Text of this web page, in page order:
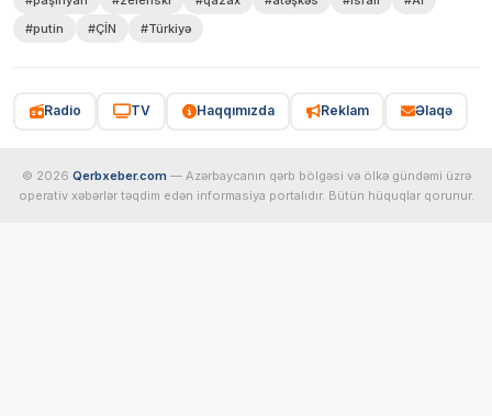
#putin
#ÇİN #Türkiyə
Radio TV Haqqımızda Reklam Əlaqə
© 2026 Qerbxeber.com — Azərbaycanın qərb bölgəsi və ölkə gündəmi üzrə
operativ xəbərlər təqdim edən informasiya portalıdır. Bütün hüquqlar qorunur.